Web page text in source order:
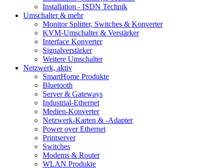
Installation - ISDN Technik
Umschalter & mehr
Monitor Splitter, Switches & Konverter
KVM-Umschalter & Verstärker
Interface Konverter
Signalverstärker
Weitere Umschalter
Netzwerk, aktiv
SmartHome Produkte
Bluetooth
Server & Gateways
Industrial-Ethernet
Medien-Konverter
Netzwerk-Karten & -Adapter
Power over Ethernet
Printserver
Switches
Modems & Router
WLAN Produkte